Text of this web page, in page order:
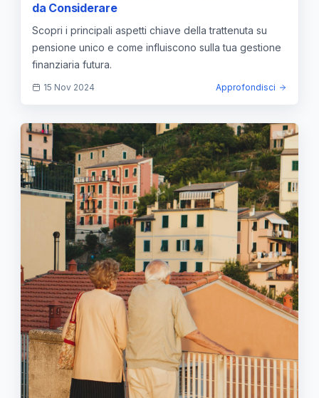
da Considerare
Scopri i principali aspetti chiave della trattenuta su
pensione unico e come influiscono sulla tua gestione
finanziaria futura.
15 Nov 2024 Approfondisci